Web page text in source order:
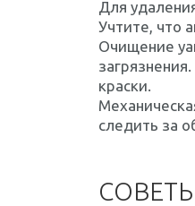
Для
Учтите, что
Очищение
краски.
следить за